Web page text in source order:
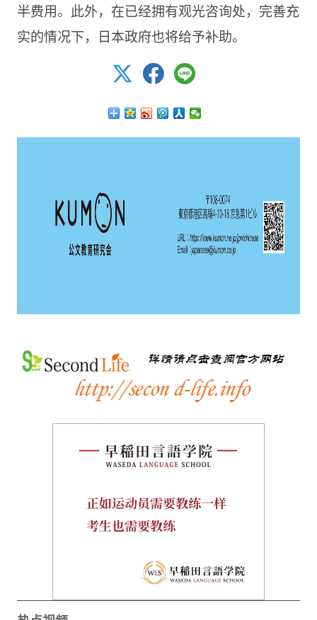
半费用。此外，在已经拥有观光咨询处，完善充
实的情况下，日本政府也将给予补助。